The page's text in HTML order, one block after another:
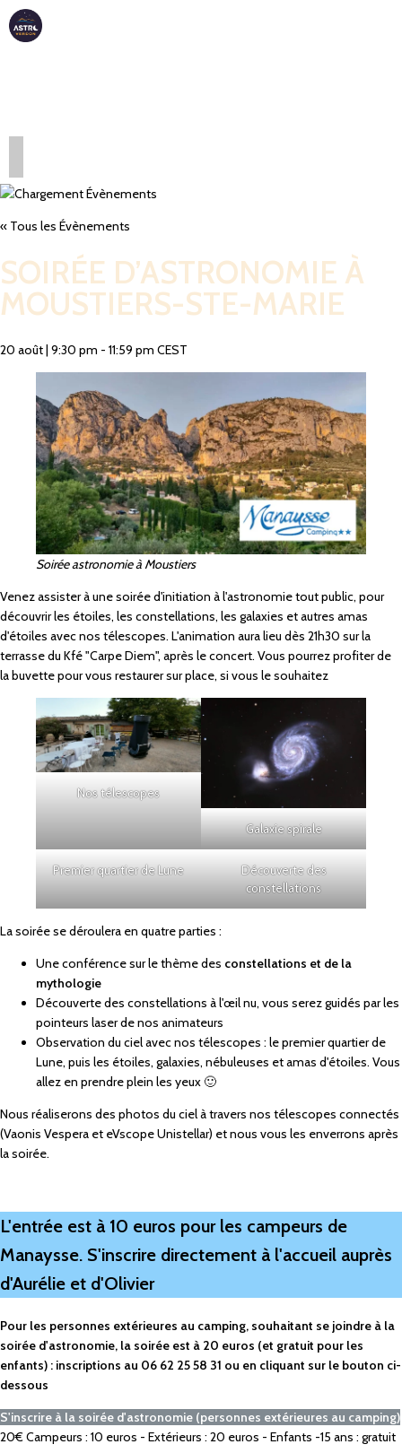
« Tous les Évènements
SOIRÉE D’ASTRONOMIE À
MOUSTIERS-STE-MARIE
20 août 9:30 pm - 11:59 pm CEST
Soirée astronomie à Moustiers
Venez assister à une soirée d'initiation à l'astronomie tout public, pour
découvrir les étoiles, les constellations, les galaxies et autres amas
d'étoiles avec nos télescopes. L'animation aura lieu dès 21h30 sur la
terrasse du Kfé "Carpe Diem", après le concert. Vous pourrez profiter de
la buvette pour vous restaurer sur place, si vous le souhaitez
Nos télescopes
Galaxie spirale
Premier quartier de Lune
Découverte des
constellations
La soirée se déroulera en quatre parties :
Une conférence sur le thème des constellations et de la
mythologie
Découverte des constellations à l'œil nu, vous serez guidés par les
pointeurs laser de nos animateurs
Observation du ciel avec nos télescopes : le premier quartier de
Lune, puis les étoiles, galaxies, nébuleuses et amas d'étoiles. Vous
allez en prendre plein les yeux 🙂
Nous réaliserons des photos du ciel à travers nos télescopes connectés
(Vaonis Vespera et eVscopeUnistellar) et nous vous les enverrons après
la soirée.
L'entrée est à 10 euros pour les campeurs de
Manaysse. S'inscrire directement à l'accueil auprès
d'Aurélie et d'Olivier
Pour les personnes extérieures au camping, souhaitant se joindre à la
soirée d'astronomie, la soirée est à 20 euros (et gratuit pour les
enfants) : inscriptions au 06 62 25 58 31 ou en cliquant sur le bouton ci-
dessous
S'inscrire à la soirée d'astronomie (personnes extérieures au camping)
20€ Campeurs : 10 euros - Extérieurs : 20 euros - Enfants -15 ans : gratuit